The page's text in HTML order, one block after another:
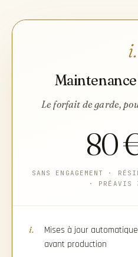
i.
Le forfait de garde,
80
SANS ENGAGEMENT ·
· PRÉAVIS
i.
Mises à jour
avant production